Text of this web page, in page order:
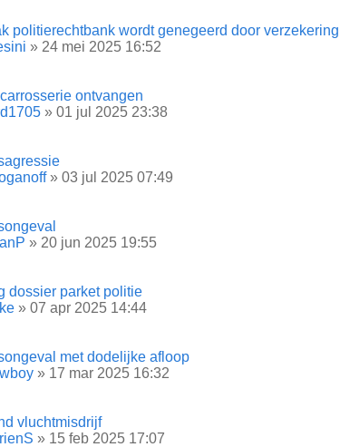
politierechtbank wordt genegeerd door verzekering
» 24 mei 2025 16:52
ontvangen
» 01 jul 2025 23:38
» 03 jul 2025 07:49
» 20 jun 2025 19:55
dossier parket politie
» 07 apr 2025 14:44
met dodelijke afloop
» 17 mar 2025 16:32
vluchtmisdrijf
» 15 feb 2025 17:07